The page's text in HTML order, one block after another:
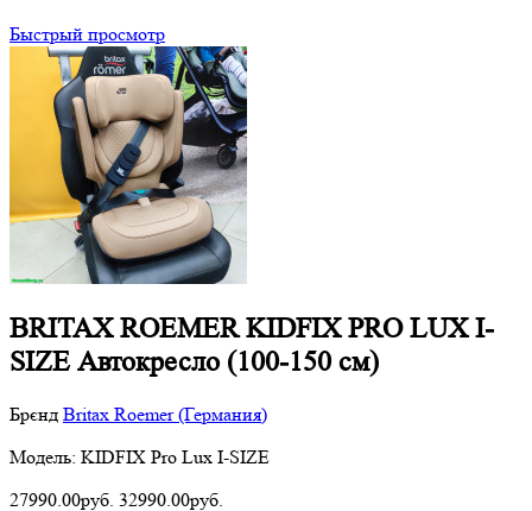
Быстрый просмотр
BRITAX ROEMER KIDFIX PRO LUX I-
SIZE Автокресло (100-150 см)
Брєнд Britax Roemer (Германия)
Модель: KIDFIX Pro Lux I-SIZE
27990.00руб. 32990.00руб.